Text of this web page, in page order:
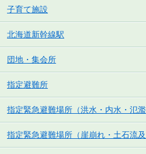
子育て施設
北海道新幹線駅
団地・集会所
指定避難所
指定緊急避難場所（洪水・内水・氾濫
指定緊急避難場所（崖崩れ・土石流及